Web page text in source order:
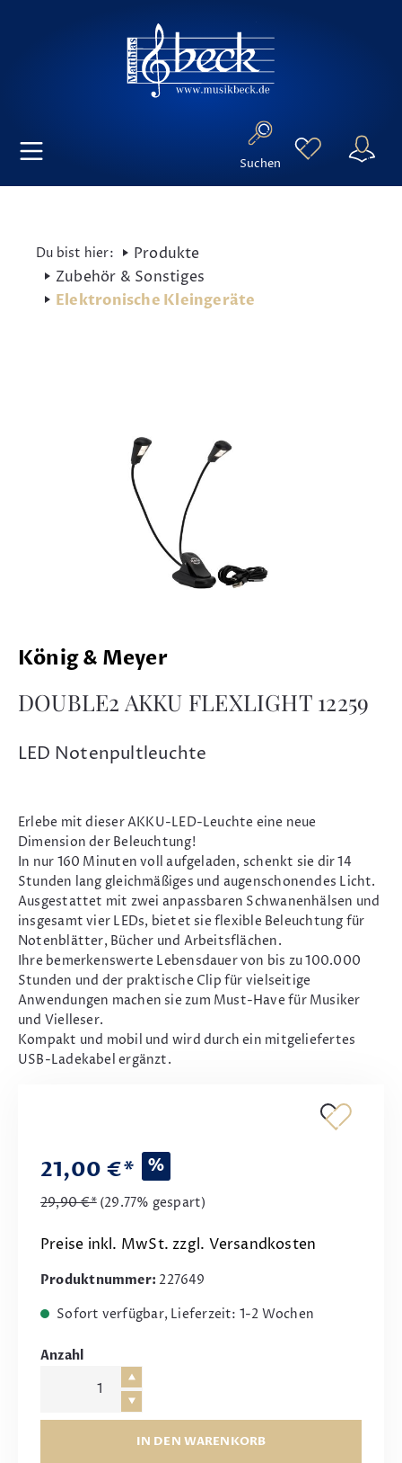
Suchen
Produkte
Zubehör & Sonstiges
Elektronische Kleingeräte
König & Meyer
DOUBLE2 AKKU FLEXLIGHT 12259
LED Notenpultleuchte
Erlebe mit dieser AKKU-LED-Leuchte eine neue
Dimension der Beleuchtung!
In nur 160 Minuten voll aufgeladen, schenkt sie dir 14
Stunden lang gleichmäßiges und augenschonendes Licht.
Ausgestattet mit zwei anpassbaren Schwanenhälsen und
insgesamt vier LEDs, bietet sie flexible Beleuchtung für
Notenblätter, Bücher und Arbeitsflächen.
Ihre bemerkenswerte Lebensdauer von bis zu 100.000
Stunden und der praktische Clip für vielseitige
Anwendungen machen sie zum Must-Have für Musiker
und Vielleser.
Kompakt und mobil und wird durch ein mitgeliefertes
USB-Ladekabel ergänzt.
21,00 €* %
29,90 €* (29.77% gespart)
Preise inkl. MwSt. zzgl. Versandkosten
Produktnummer: 227649
Sofort verfügbar, Lieferzeit: 1-2 Wochen
Anzahl
IN DEN WARENKORB